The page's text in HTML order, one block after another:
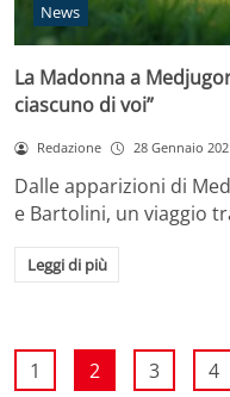
News
La Madonna a
ciascuno di voi”
Redazione 28 Gennaio
Dalle apparizioni di
e Bartolini, un viaggio
Leggi di più
1 2 3 4